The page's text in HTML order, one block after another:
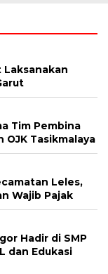
Laksanakan
Tim Pembina
OJK Tasikmalaya
Leles,
Wajib Pajak
Hadir di SMP
dan Edukasi